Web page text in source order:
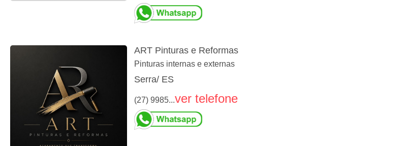
ART Pinturas e Reformas
Pinturas internas e externas
Serra/ ES
(27) 9985...ver telefone